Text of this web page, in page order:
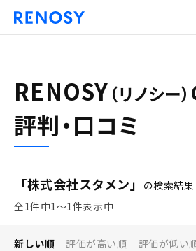
RENOSY （リノシー）
評判・口コミ
「株式会社スタメン」
の検索結果
全1件中1〜1件表示中
新しい順 評価が高い順 評価が低い